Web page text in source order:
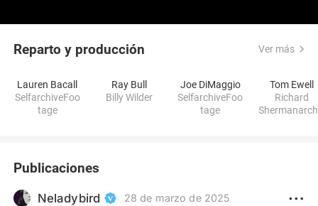
Reparto y producción Ver más
Lauren Bacall
SelfarchiveFoo
tage
Ray Bull
Billy Wilder
Joe DiMaggio
SelfarchiveFoo
tage
Tom Ewell
Richard
Publicaciones
Neladybird 28 de marzo de 2025